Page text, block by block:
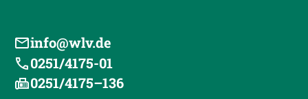
info@wlv.de
0251/4175-01
0251/4175–136